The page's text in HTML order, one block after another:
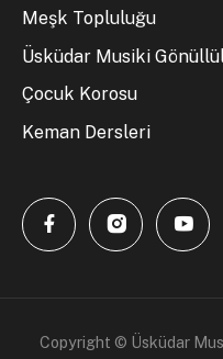
Meşk Topluluğu
Üsküdar Musiki
Çocuk Korosu
Keman Dersleri
Copyright © Üsküdar